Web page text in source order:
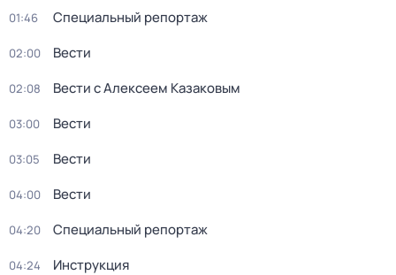
01:46 Специальный репортаж
02:00 Вести
02:08 Вести с Алексеем Казаковым
03:00 Вести
03:05 Вести
04:00 Вести
04:20 Специальный репортаж
04:24 Инструкция